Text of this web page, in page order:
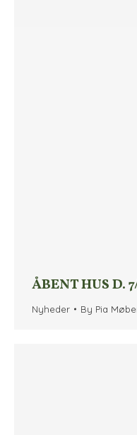
ÅBENT HUS D.
Nyheder By Pia